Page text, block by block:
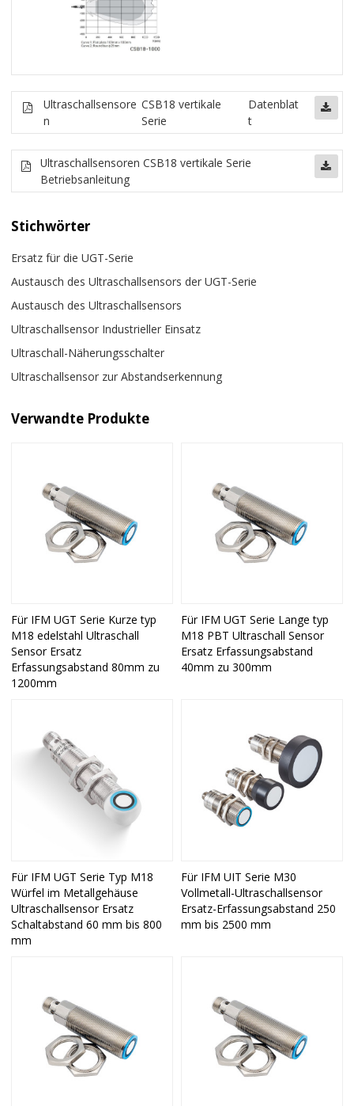
Ultraschallsensore
n
CSB18 vertikale
Serie
Datenblat
t
Ultraschallsensoren CSB18 vertikale Serie
Betriebsanleitung
Stichwörter
Ersatz für die UGT-Serie
Austausch des Ultraschallsensors der UGT-Serie
Austausch des Ultraschallsensors
Ultraschallsensor Industrieller Einsatz
Ultraschall-Näherungsschalter
Ultraschallsensor zur Abstandserkennung
Verwandte Produkte
Für IFM UGT Serie Kurze typ
M18 edelstahl Ultraschall
Sensor Ersatz
Erfassungsabstand 80mm zu
1200mm
Für IFM UGT Serie Lange typ
M18 PBT Ultraschall Sensor
Ersatz Erfassungsabstand
40mm zu 300mm
Für IFM UGT Serie Typ M18
Würfel im Metallgehäuse
Ultraschallsensor Ersatz
Schaltabstand 60 mm bis 800
mm
Für IFM UIT Serie M30
Vollmetall-Ultraschallsensor
Ersatz-Erfassungsabstand 250
mm bis 2500 mm